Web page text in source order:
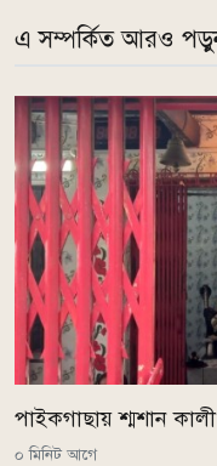
এ সম্পর্কিত আরও
পাইকগাছায় শ্মশান
০ মিনিট আগে